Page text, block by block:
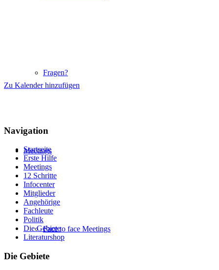
Fragen?
Meetings
Face to face Meetings
Zu Kalender hinzufügen
Navigation
Startseite
Erste Hilfe
Meetings
12 Schritte
Infocenter
Mitglieder
Angehörige
Fachleute
Politik
Die Gebiete
Literaturshop
Die Gebiete